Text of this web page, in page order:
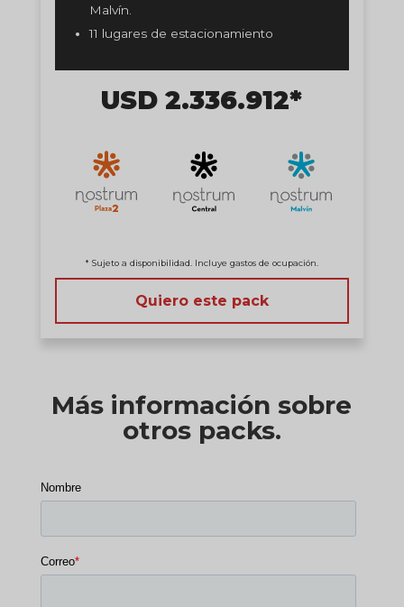
Malvín.
11 lugares de estacionamiento
USD 2.336.912*
* Sujeto a disponibilidad. Incluye gastos de ocupación.
Quiero este pack
Más información sobre
otros packs.